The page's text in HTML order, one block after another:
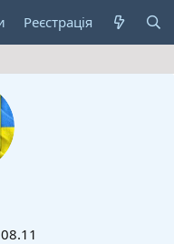
Реєстрація